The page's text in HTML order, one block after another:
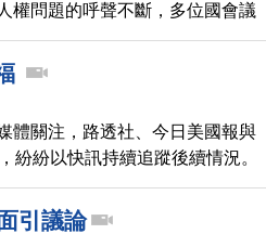
權問題的呼聲不斷，多位國會議
活摘法輪功學員器官問題。
體關注，路透社、今日美國報與
紛紛以快訊持續追蹤後續情況。
引議論